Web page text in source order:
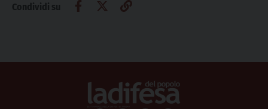
Condividi su